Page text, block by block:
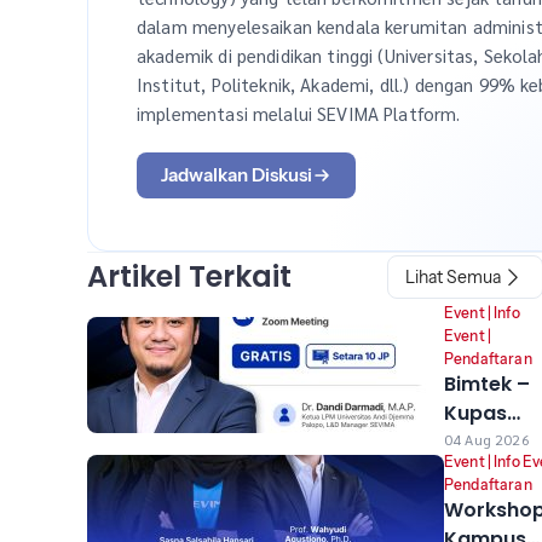
dalam menyelesaikan kendala kerumitan
akademik di pendidikan tinggi (Universitas,
Institut, Politeknik, Akademi, dll.) dengan 99%
implementasi melalui SEVIMA Platform.
Jadwalkan Diskusi
Artikel Terkait Lihat Semua
Event|
Info
Event|
Pendaftaran
Bimtek –
Kupas
Tuntas
Sevima
Platform:
Untuk
04 Aug 2026
Event| Info
Pendaftaran